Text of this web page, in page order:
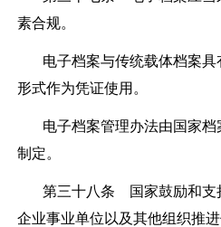
素合规。
电子档案与传统载体档案
形式作为凭证使用。
电子档案管理办法由国家
制定。
第三十八条 国家鼓励和支
企业事业单位以及其他组织推